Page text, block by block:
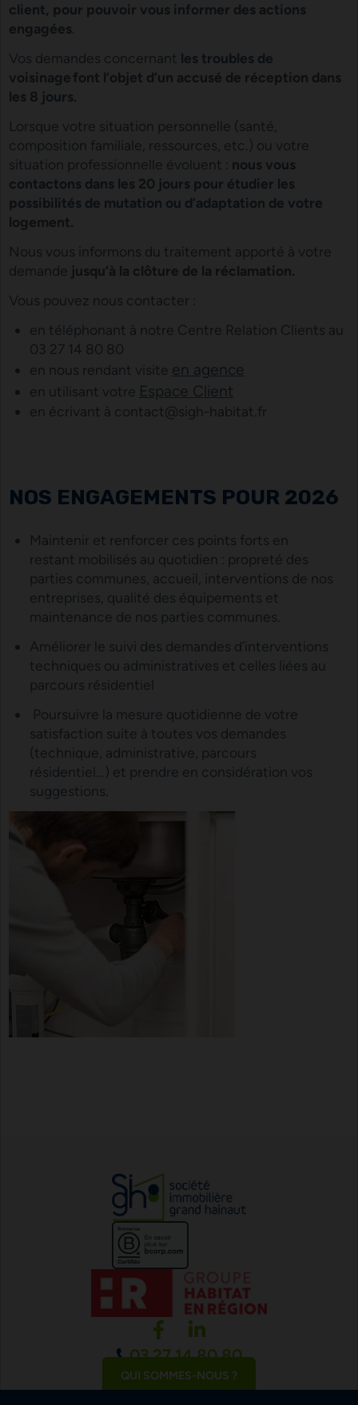
client, pour pouvoir vous informer des actions
engagées
Vos demandes concernant les troubles de
voisinage font l’objet d’un accusé de réception dans
les 8 jours.
Lorsque votre situation personnelle (santé,
composition familiale, ressources, etc.) ou votre
situation professionnelle évoluent : nous vous
contactons dans les 20 jours pour étudier les
possibilités de mutation ou d’adaptation de votre
logement.
Nous vous informons du traitement apporté à votre
demande jusqu’à la clôture de la réclamation.
Vous pouvez nous contacter :
en téléphonant à notre Centre Relation Clients au
03 27 14 80 80
en nous rendant visite en agence
en utilisant votre Espace Client
en écrivant à contact@sigh-habitat.fr
NOS ENGAGEMENTS POUR 2026
Maintenir et renforcer ces points forts en
restant mobilisés au quotidien : propreté des
parties communes, accueil, interventions de nos
entreprises, qualité des équipements et
maintenance de nos parties communes.
Améliorer le suivi des demandes d’interventions
techniques ou administratives et celles liées au
parcours résidentiel
Poursuivre la mesure quotidienne de votre
satisfaction suite à toutes vos demandes
(technique, administrative, parcours
résidentiel…) et prendre en considération vos
suggestions.
03 27 14 80 80
QUI SOMMES-NOUS ?